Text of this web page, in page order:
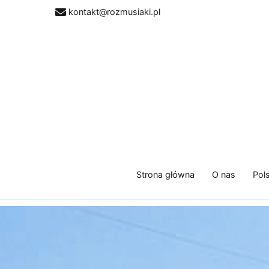
kontakt@rozmusiaki.pl
Strona główna
O nas